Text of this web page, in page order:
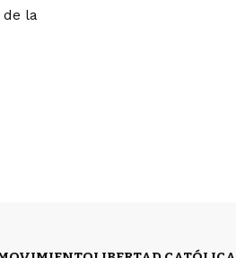
de la